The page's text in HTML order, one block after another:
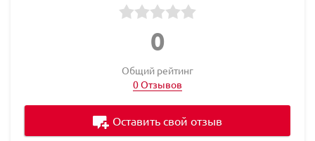
0
Общий рейтинг
0 Отзывов
Оставить свой отзыв